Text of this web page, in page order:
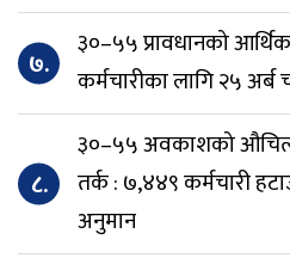
७.
३०–५५ प्रावधानको
कर्मचारीका लागि २५ अर्ब
८.
३०–५५ अवकाशको
तर्क : ७,४४९ कर्मचारी
अनुमान